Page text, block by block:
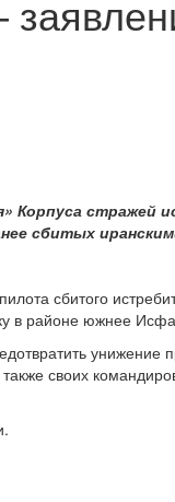
Корпуса
сбитых
сбитого
в районе южнее
своих